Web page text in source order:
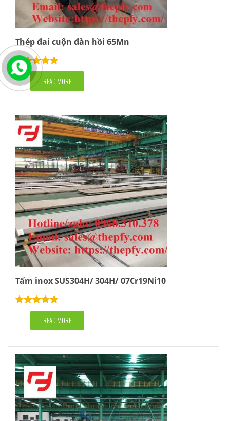
Thép đai cuộn đàn hồi 65Mn
Rated5.00
out of 5READ MORE
Tấm inox SUS304H/ 304H/ 07Cr19Ni10
Rated5.00
out of 5READ MORE